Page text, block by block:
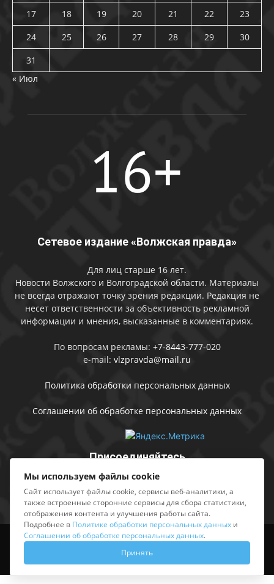
17
18 19 20 21 22
23
24
25 26 27 28 29
30
31
« Июл
Сетевое издание «Волжская правда»
Для лиц старше 16 лет.
Новости Волжского и Волгоградской области. Материалы
не всегда отражают точку зрения редакции. Редакция не
несет ответственности за объективность рекламной
информации и мнения, высказанные в комментариях.
По вопросам рекламы: +7-8443-777-020
e-mail: vlzpravda@mail.ru
Политика обработки персональных данных
Соглашении об обработке персональных данных
Присоединяйтесь
Выходные данные Sing in
© АМУ «Редакция газеты «Волжская правда», 2012-2026
Мы используем файлы cookie
Сайт использует файлы cookie, сервисы веб-аналитики, а
также встроенные сторонние сервисы для сбора статистики,
отображения контента и улучшения работы сайта.
Подробнее в Политике обработки персональных данных и
Соглашении об обработке персональных данных.
Принять